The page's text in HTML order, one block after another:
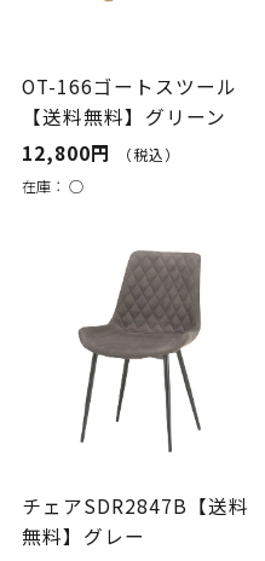
OT-166ゴートスツール
【送料無料】グリーン
12,800円
（税込）
在庫： ○
チェアSDR2847B【送料
無料】グレー